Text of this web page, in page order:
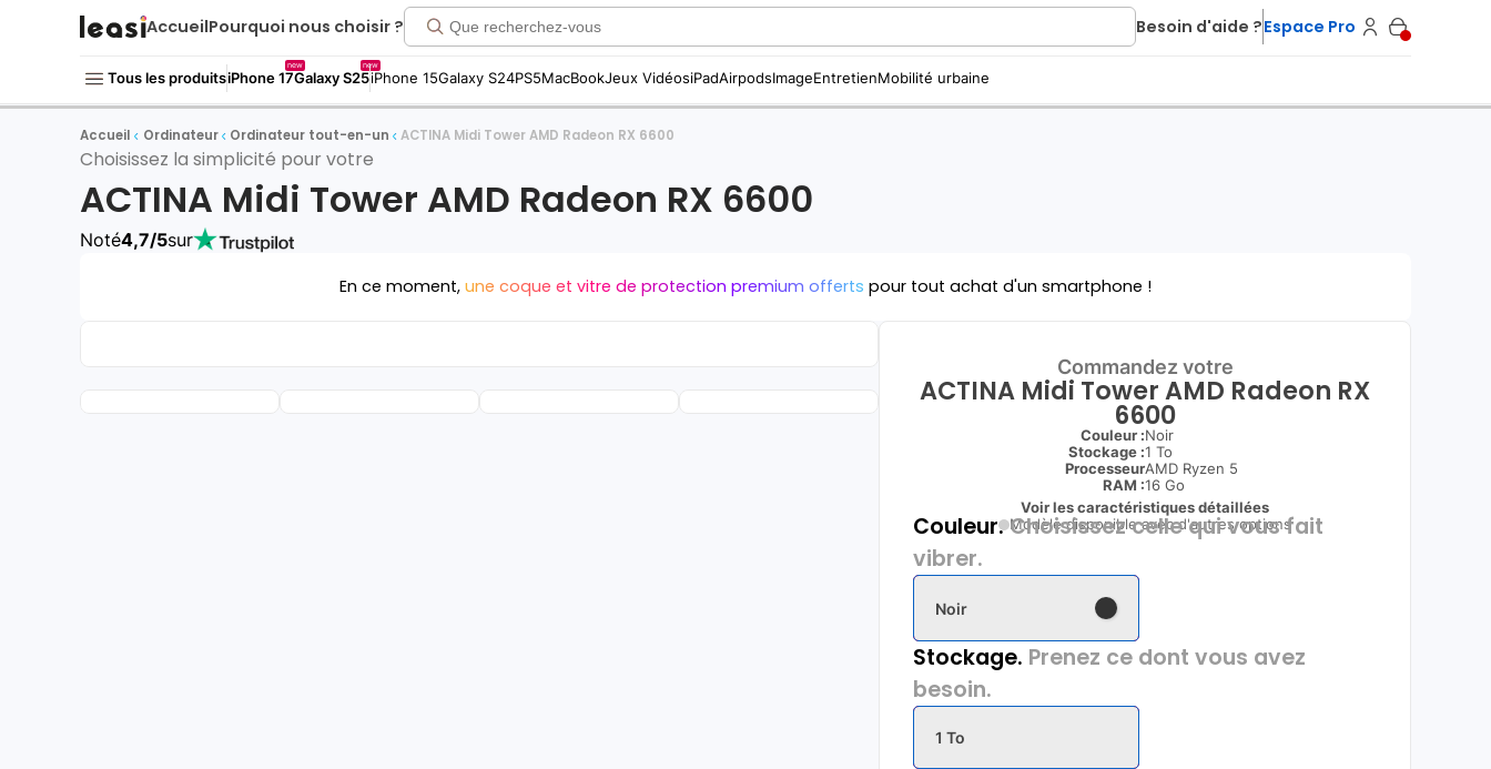
AccueilPourquoi nous choisir ? Besoin d'aide ?Espace Pro
Tous les produitsiPhone 17
new
Galaxy S25
new
iPhone 15Galaxy S24PS5MacBookJeux VidéosiPadAirpodsImageEntretienMobilité urbaine
Accueil Ordinateur Ordinateur tout-en-un ACTINA Midi Tower AMD Radeon RX 6600
Choisissez la simplicité pour votre
ACTINA Midi Tower AMD Radeon RX 6600
Noté4,7/5sur
En ce moment, une coque et vitre de protection premium offerts pour tout achat d'un smartphone !
Commandez votre
ACTINA Midi Tower AMD Radeon RX
6600
Couleur :Noir
Stockage :1 To
ProcesseurAMD Ryzen 5
RAM :16 Go
Voir les caractéristiques détaillées
Modèle disponible avec d'autres options
Couleur.Choisissez celle qui vous fait
vibrer.
Noir
Stockage. Prenez ce dont vous avez
besoin.
1 To